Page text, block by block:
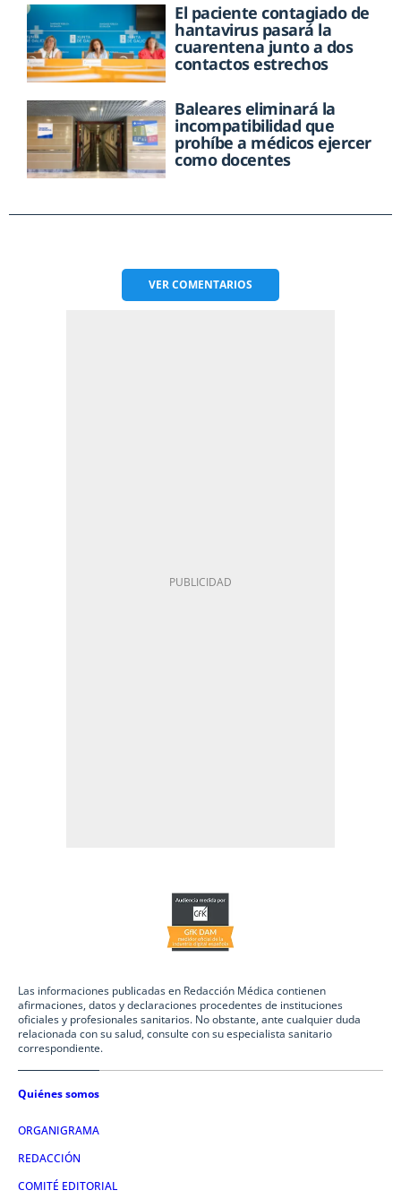
El paciente contagiado de
hantavirus pasará la
cuarentena junto a dos
contactos estrechos
Baleares eliminará la
incompatibilidad que
prohíbe a médicos ejercer
como docentes
VERCOMENTARIOS
Las informaciones publicadas en Redacción Médica contienen
afirmaciones, datos y declaraciones procedentes de instituciones
oficiales y profesionales sanitarios. No obstante, ante cualquier duda
relacionada con su salud, consulte con su especialista sanitario
correspondiente.
Quiénes somos
ORGANIGRAMA
REDACCIÓN
COMITÉ EDITORIAL